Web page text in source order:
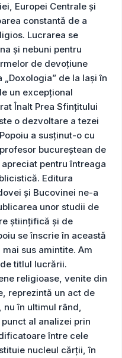
Europei Centrale și
constantă de a
Lucrarea se
și nebuni pentru
de devoțiune
de la Iași în
un excepțional
Înalt Prea Sfințitului
o dezvoltare a tezei
a susținut-o cu
bucureștean de
pentru întreaga
Editura
și Bucovinei ne-a
unor studii de
științifică și de
se înscrie în această
sus amintite. Am
titlul lucrării.
religioase, venite din
reprezintă un act de
în ultimul rând,
al analizei prin
între cele
nucleul cărții, în